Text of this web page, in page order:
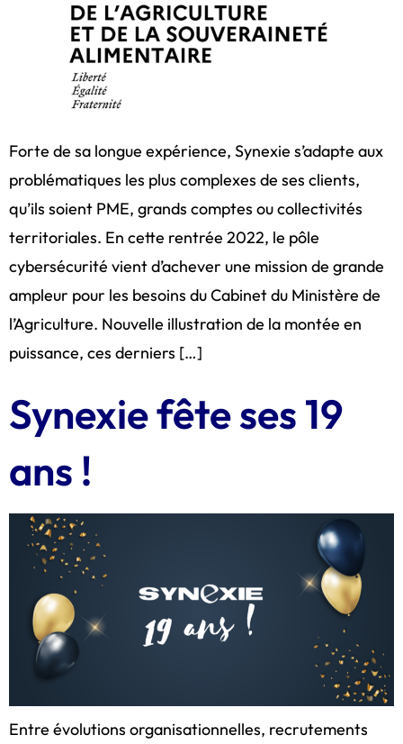
Forte de sa longue expérience, Synexie s’adapte aux
problématiques les plus complexes de ses clients,
qu’ils soient PME, grands comptes ou collectivités
territoriales. En cette rentrée 2022, le pôle
cybersécurité vient d’achever une mission de grande
ampleur pour les besoins du Cabinet du Ministère de
l’Agriculture. Nouvelle illustration de la montée en
puissance, ces derniers […]
Synexie fête ses 19
ans !
Entre évolutions organisationnelles, recrutements